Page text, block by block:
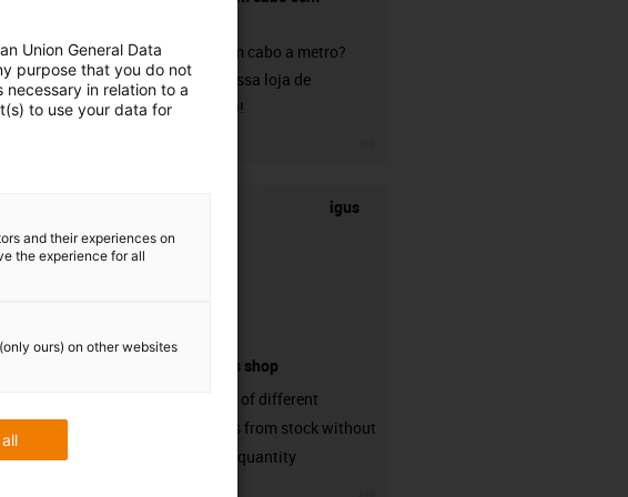
Procura um cabo a metro?
Visite a nossa loja de
chainflex®!
igus
connectors shop
big variaty of different
connectors from stock without
min. order quantity
Union General Data
purpose that you do not
in relation to a
to use your data for
and their experiences on
the experience for all
ours) on other websites